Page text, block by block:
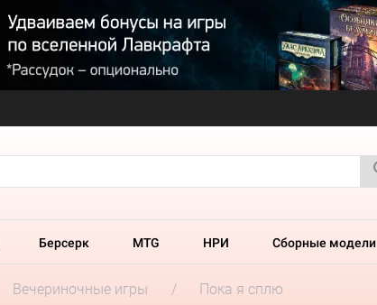
Берсерк MTG НРИ Сборные модели
Вечериночные игры Пока я сплю